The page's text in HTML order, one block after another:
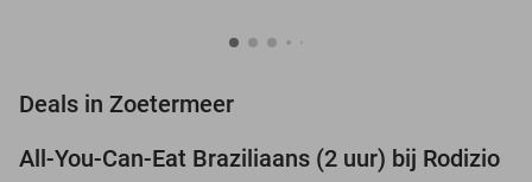
Deals in Zoetermeer
23%
All-You-Can-Eat Braziliaans (2 uur) bij Rodizio